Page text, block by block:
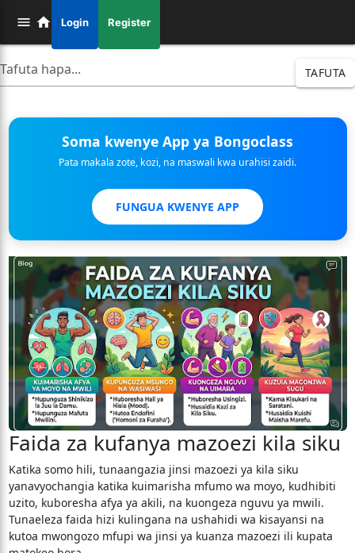
Login Register
TAFUTA
Soma kwenye App ya Bongoclass
Pata makala zote, kozi, na maswali kwa urahisi zaidi.
FUNGUA KWENYE APP
Faida za kufanya mazoezi kila siku
​Katika somo hili, tunaangazia jinsi mazoezi ya kila siku
yanavyochangia katika kuimarisha mfumo wa moyo, kudhibiti
uzito, kuboresha afya ya akili, na kuongeza nguvu ya mwili.
Tunaeleza faida hizi kulingana na ushahidi wa kisayansi na
kutoa mwongozo mfupi wa jinsi ya kuanza mazoezi ili kupata